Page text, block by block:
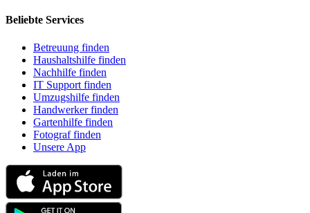
Beliebte Services
Betreuung finden
Haushaltshilfe finden
Nachhilfe finden
IT Support finden
Umzugshilfe finden
Handwerker finden
Gartenhilfe finden
Fotograf finden
Unsere App